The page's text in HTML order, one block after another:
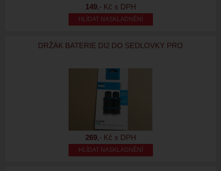
149,- Kč s DPH
HLÍDAT NASKLADNĚNÍ
DRŽÁK BATERIE DI2 DO SEDLOVKY PRO
269,- Kč s DPH
HLÍDAT NASKLADNĚNÍ